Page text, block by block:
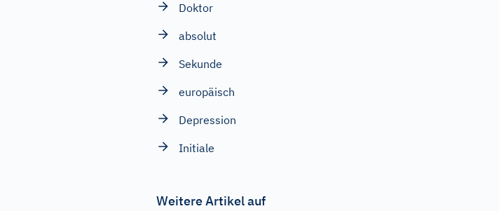
Doktor
absolut
Sekunde
europäisch
Depression
Initiale
Weitere Artikel auf